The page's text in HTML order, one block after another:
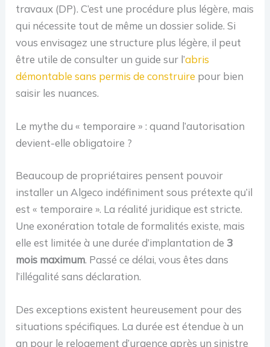
travaux (DP). C’est une procédure plus légère, mais
qui nécessite tout de même un dossier solide. Si
vous envisagez une structure plus légère, il peut
être utile de consulter un guide sur l’abris
démontable sans permis de construire pour bien
saisir les nuances.
Le mythe du « temporaire » : quand l’autorisation
devient-elle obligatoire ?
Beaucoup de propriétaires pensent pouvoir
installer un Algeco indéfiniment sous prétexte qu’il
est « temporaire ». La réalité juridique est stricte.
Une exonération totale de formalités existe, mais
elle est limitée à une durée d’implantation de 3
mois maximum. Passé ce délai, vous êtes dans
l’illégalité sans déclaration.
Des exceptions existent heureusement pour des
situations spécifiques. La durée est étendue à un
an pour le relogement d’urgence après un sinistre